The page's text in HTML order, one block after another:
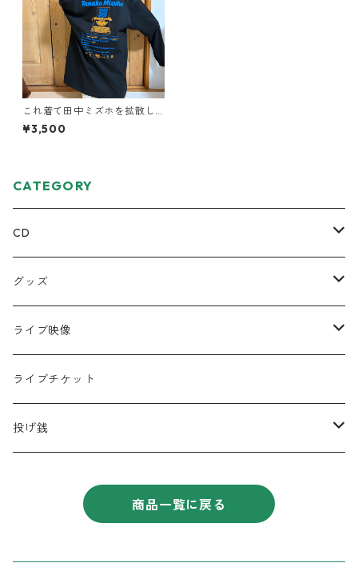
これ着て田中ミズホを拡散し
てくれ！ロンT
¥3,500
CATEGORY
CD
ミニアルバム
宅レコCD
フルアルバム
コラボCD
コンピレーションアルバム
グッズ
Tシャツ
半袖
ロンT
絵本
キーホルダー
ライブ映像
DVD
データ
ライブチケット
投げ銭
商品一覧に戻る